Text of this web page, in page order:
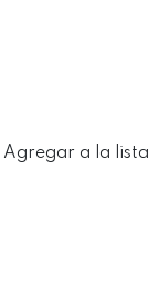
Agregar a la